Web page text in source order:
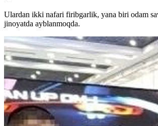
Ulardan ikki nafari firibgarlik, yana biri odam
jinoyatda ayblanmoqda.